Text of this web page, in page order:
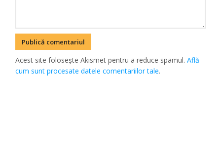
Acest site folosește Akismet pentru a reduce spamul.Află
cum sunt procesate datele comentariilor tale.